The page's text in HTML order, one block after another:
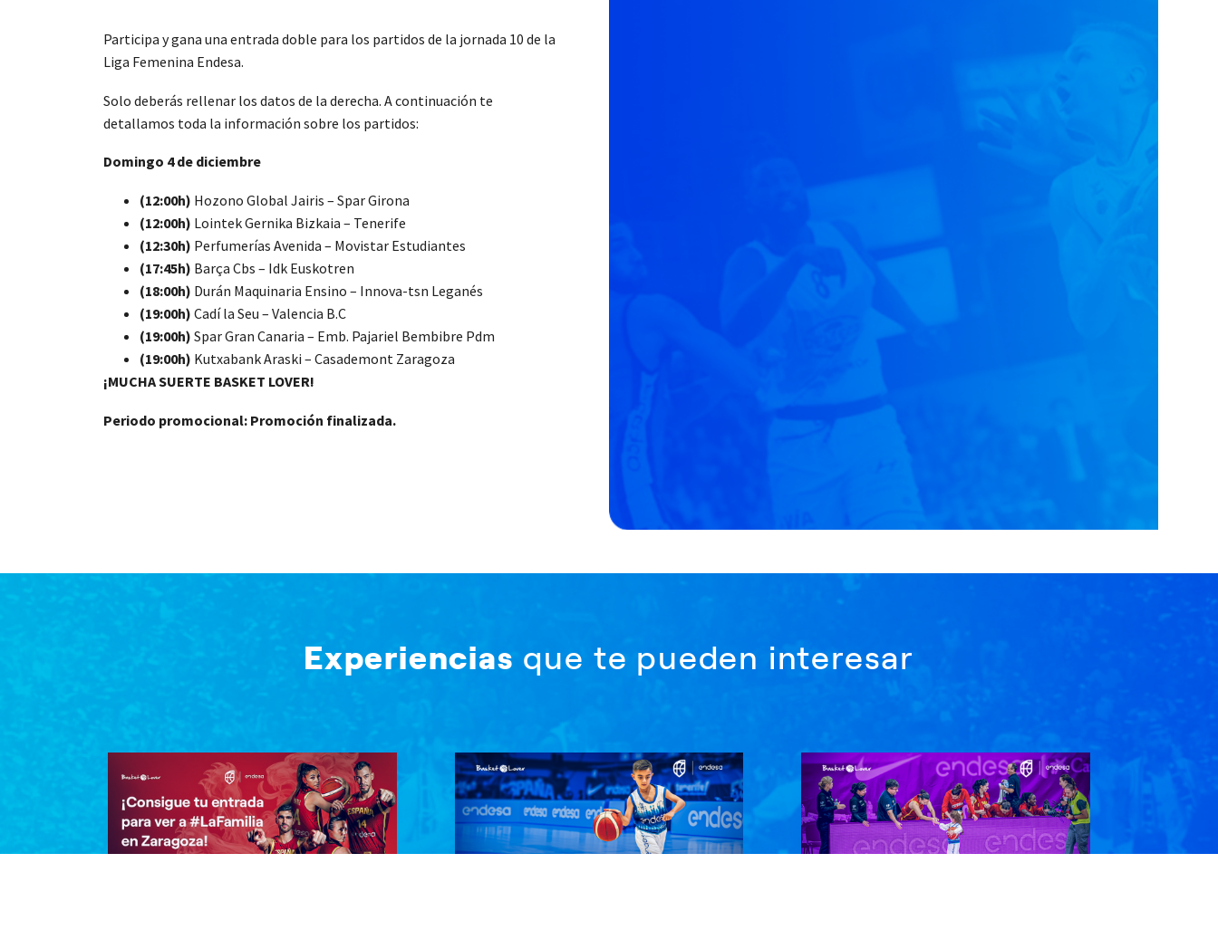
Participa y gana una entrada doble para los partidos de la jornada 10 de la
Liga Femenina Endesa.
Solo deberás rellenar los datos de la derecha. A continuación te
detallamos toda la información sobre los partidos:
Domingo 4 de diciembre
(12:00h) Hozono Global Jairis – Spar Girona
(12:00h) Lointek Gernika Bizkaia – Tenerife
(12:30h) Perfumerías Avenida – Movistar Estudiantes
(17:45h) Barça Cbs – Idk Euskotren
(18:00h) Durán Maquinaria Ensino – Innova-tsn Leganés
(19:00h) Cadí la Seu – Valencia B.C
(19:00h) Spar Gran Canaria – Emb. Pajariel Bembibre Pdm
(19:00h) Kutxabank Araski – Casademont Zaragoza
¡MUCHA SUERTE BASKET LOVER!
Periodo promocional: Promoción finalizada.
Experiencias que te pueden interesar